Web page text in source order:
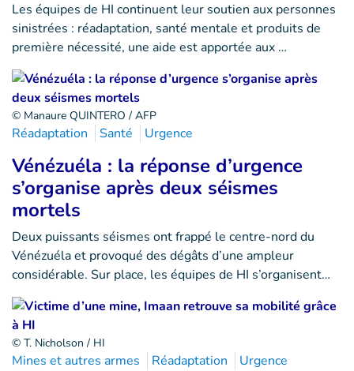
Les équipes de HI continuent leur soutien aux personnes
sinistrées : réadaptation, santé mentale et produits de
première nécessité, une aide est apportée aux …
© Manaure QUINTERO / AFP
Réadaptation Santé Urgence
Vénézuéla : la réponse d’urgence
s’organise après deux séismes
mortels
Deux puissants séismes ont frappé le centre-nord du
Vénézuéla et provoqué des dégâts d’une ampleur
considérable. Sur place, les équipes de HI s’organisent…
© T. Nicholson / HI
Mines et autres armes Réadaptation Urgence